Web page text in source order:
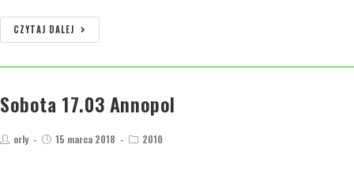
CZYTAJ DALEJ
Sobota 17.03 Annopol
orly 15 marca 2018 2010